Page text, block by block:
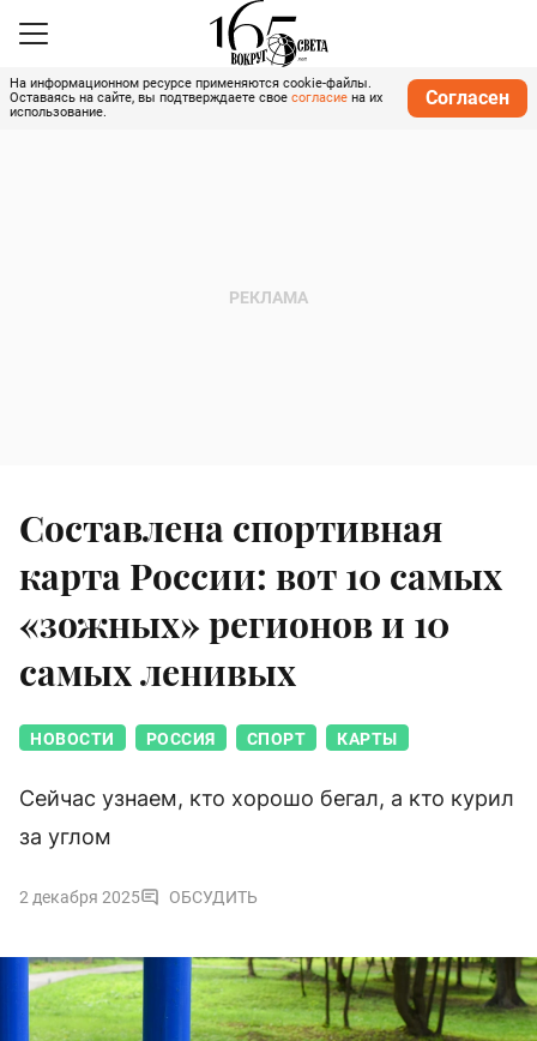
На информационном ресурсе применяются cookie-файлы.
Оставаясь на сайте, вы подтверждаете свое согласие на их
использование.
Согласен
Составлена спортивная
карта России: вот 10 самых
«зожных» регионов и 10
самых ленивых
НОВОСТИ РОССИЯ СПОРТ КАРТЫ
Сейчас узнаем, кто хорошо бегал, а кто курил
за углом
2 декабря 2025 ОБСУДИТЬ